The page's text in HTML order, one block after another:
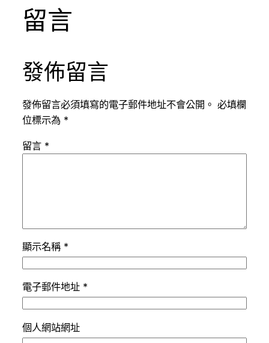
留言
發佈留言
發佈留言必須填寫的電子郵件地址不會公開。 必填欄
位標示為 *
留言 *
顯示名稱 *
電子郵件地址 *
個人網站網址